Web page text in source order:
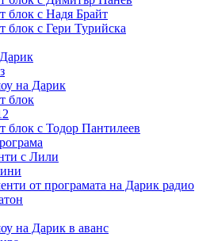
блок с Надя Брайт
блок с Гери Турийска
на Дарик
блок
блок с Тодор Пантилеев
с Лили
от програмата на Дарик радио
на Дарик в аванс